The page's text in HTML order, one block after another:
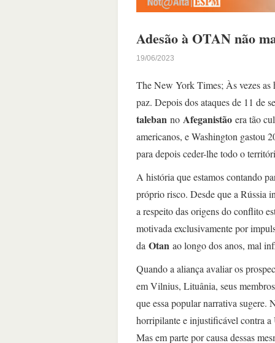
Adesão à OTAN não
19/06/2023
The New York Times; Às vezes as
paz. Depois dos ataques de 11 de
taleban no Afeganistão era tão
americanos, e Washington gastou
para depois ceder-lhe todo o
A história que estamos contando
próprio risco. Desde que a Rússia
a respeito das origens do conflito
motivada exclusivamente por
da Otan ao longo dos anos, mal
Quando a aliança avaliar os
em Vilnius, Lituânia, seus
que essa popular narrativa sugere.
horripilante e injustificável contra a
Mas em parte por causa dessas